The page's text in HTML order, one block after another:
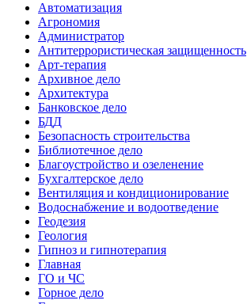
Автоматизация
Агрономия
Администратор
Антитеррористическая защищенность
Арт-терапия
Архивное дело
Архитектура
Банковское дело
БДД
Безопасность строительства
Библиотечное дело
Благоустройство и озеленение
Бухгалтерское дело
Вентиляция и кондиционирование
Водоснабжение и водоотведение
Геодезия
Геология
Гипноз и гипнотерапия
Главная
ГО и ЧС
Горное дело